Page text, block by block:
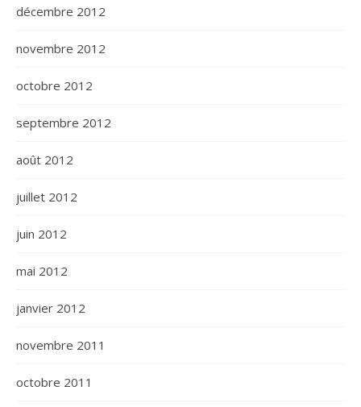
décembre 2012
novembre 2012
octobre 2012
septembre 2012
août 2012
juillet 2012
juin 2012
mai 2012
janvier 2012
novembre 2011
octobre 2011